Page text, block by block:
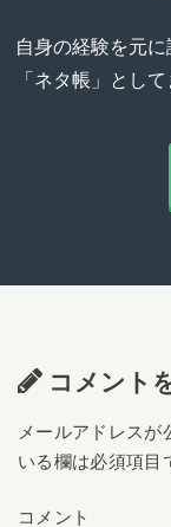
自身の経験を元
「ネタ帳」とし
コメント
メールアドレスが
いる欄は必須項目
コメント